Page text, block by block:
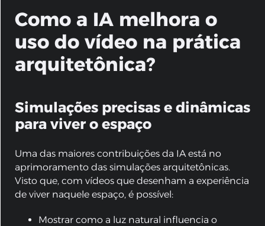
Como a IA melhora o
uso do vídeo na prática
arquitetônica?
Simulações precisas e dinâmicas
para viver o espaço
Uma das maiores contribuições da IA está no
aprimoramento das simulações arquitetônicas.
Visto que, com vídeos que desenham a experiência
de viver naquele espaço, é possível:
Mostrar como a luz natural influencia o